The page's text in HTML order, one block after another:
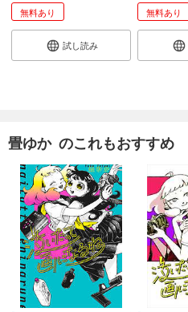
無料あり
試し読み
無料あり
畳ゆか のこれもおすすめ